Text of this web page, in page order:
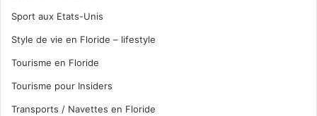
Sport aux Etats-Unis
Style de vie en Floride – lifestyle
Tourisme en Floride
Tourisme pour Insiders
Transports / Navettes en Floride